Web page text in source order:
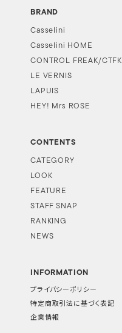
BRAND
Casselini
Casselini HOME
CONTROL FREAK/CTFK
LE VERNIS
LAPUIS
HEY! Mrs ROSE
CONTENTS
CATEGORY
LOOK
FEATURE
STAFF SNAP
RANKING
NEWS
INFORMATION
プライバシーポリシー
特定商取引法に基づく表記
企業情報